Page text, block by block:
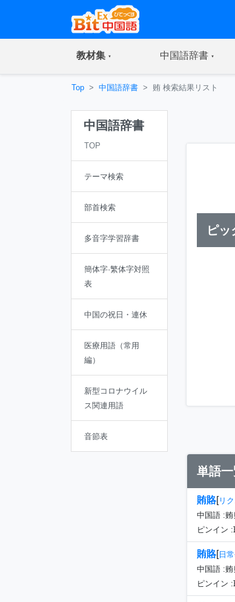
教材集(current) 中国語辞書
Top 中国語辞書 贿 検索結果リスト
中国語辞書
TOP
テーマ検索
部首検索
多音字学習辞書
簡体字·繁体字対照
表
中国の祝日・連休
医療用語（常用
編）
新型コロナウイル
ス関連用語
音節表
ピ
単語
賄賂[ リ
中国語 :
ピンイン :
賄賂[ 日
中国語 :
ピンイン :